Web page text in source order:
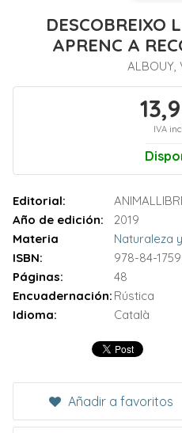
DESCOBREIXO
APRENC A
ALBOUY,
IVA
Editorial:
Año de edición:
2019
Materia
Naturaleza
ISBN:
978-84-
Páginas:
48
Encuadernación: Rústica
Idioma:
Català
Añadir a favoritos